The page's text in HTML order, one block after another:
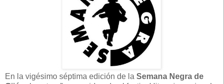
En la vigésimo séptima edición de la Semana Negra de